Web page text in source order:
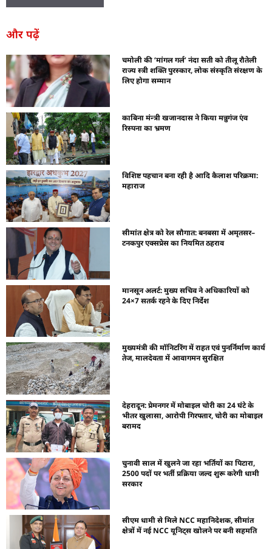
और पढ़ें
चमोली की ‘मांगल गर्ल’ नंदा सती को तीलू रौतेली
राज्य स्त्री शक्ति पुरस्कार, लोक संस्कृति संरक्षण के
लिए होगा सम्मान
काबिना मंन्त्री खजानदास ने किया मन्नुगंज एंव
रिस्पना का भ्रमण
विशिष्ट पहचान बना रही है आदि कैलाश परिक्रमा:
महाराज
सीमांत क्षेत्र को रेल सौगात: बनबसा में अमृतसर–
टनकपुर एक्सप्रेस का नियमित ठहराव
मानसून अलर्ट: मुख्य सचिव ने अधिकारियों को
24×7 सतर्क रहने के दिए निर्देश
मुख्यमंत्री की मॉनिटरिंग में राहत एवं पुनर्निर्माण कार्य
तेज, मालदेवता में आवागमन सुरक्षित
देहरादून: प्रेमनगर में मोबाइल चोरी का 24 घंटे के
भीतर खुलासा, आरोपी गिरफ्तार, चोरी का मोबाइल
बरामद
चुनावी साल में खुलने जा रहा भर्तियों का पिटारा,
2500 पदों पर भर्ती प्रक्रिया जल्द शुरू करेगी धामी
सरकार
सीएम धामी से मिले NCC महानिदेशक, सीमांत
क्षेत्रों में नई NCC यूनिट्स खोलने पर बनी सहमति